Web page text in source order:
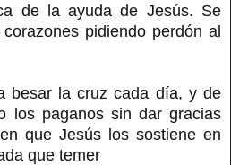
de la ayuda de Jesús. Se
pidiendo perdón al
besar la cruz cada día, y de
los paganos sin dar gracias
que Jesús los sostiene en
que temer